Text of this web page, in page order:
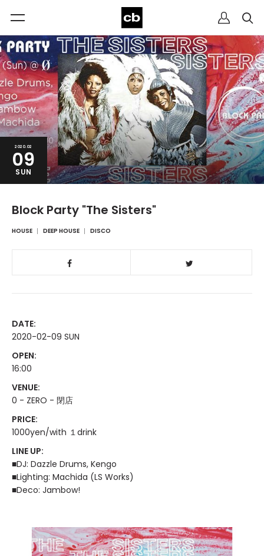
2020.02
09
SUN
Block Party "The Sisters"
HOUSE DEEP HOUSE DISCO
DATE:
2020-02-09 SUN
OPEN:
16:00
VENUE:
0 - ZERO - 閉店
PRICE:
1000yen/with １drink
LINE UP:
■DJ: Dazzle Drums, Kengo
■Lighting: Machida (LS Works)
■Deco: Jambow!